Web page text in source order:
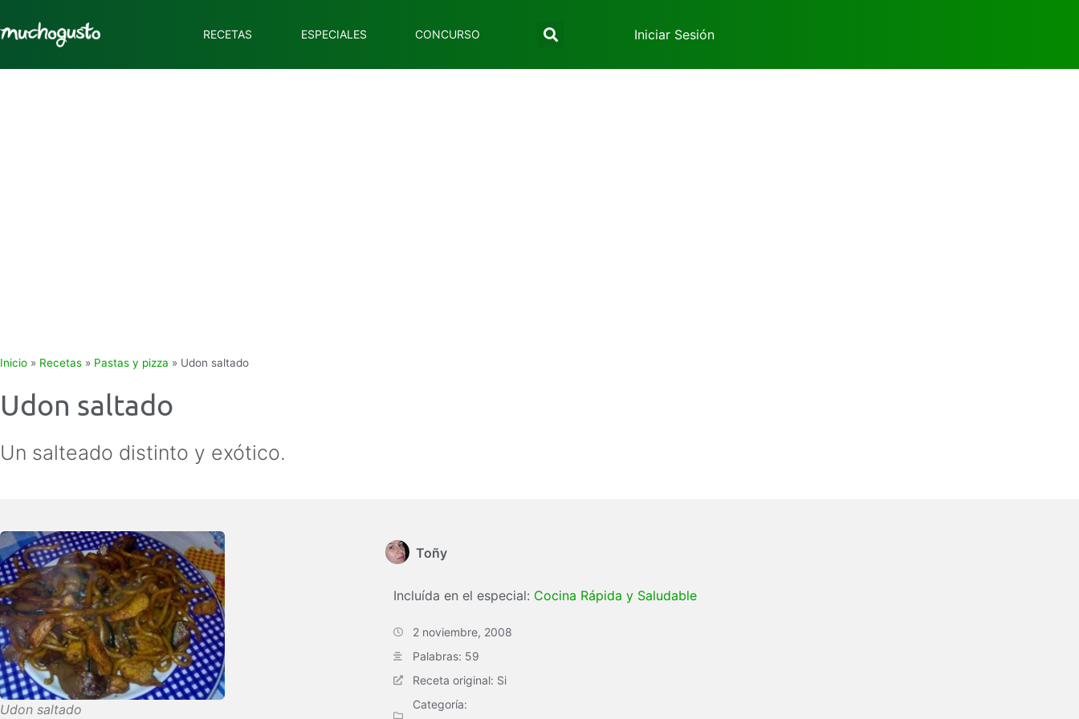
RECETAS ESPECIALES CONCURSO Iniciar Sesión
Inicio » Recetas » Pastas y pizza » Udon saltado
Udon saltado
Un salteado distinto y exótico.
Udon saltado
Toñy
Incluída en el especial: Cocina Rápida y Saludable
2 noviembre, 2008
Palabras: 59
Receta original: Si
Categoría: